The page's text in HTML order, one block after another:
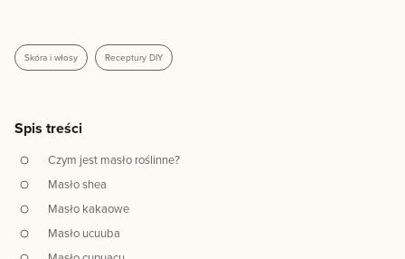
Skóra i włosy Receptury DIY
Spis treści
Czym jest masło roślinne?
Masło shea
Masło kakaowe
Masło ucuuba